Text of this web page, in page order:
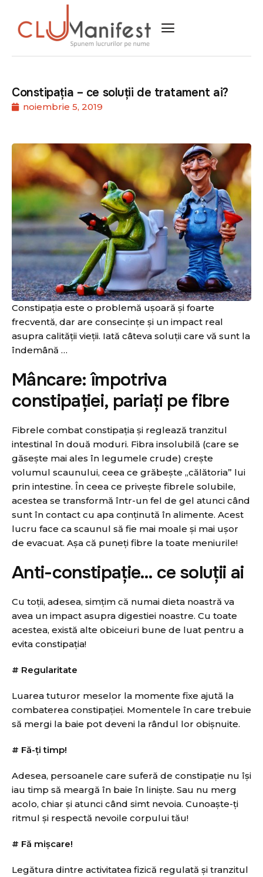
Constipația – ce soluții de tratament ai?
noiembrie 5, 2019
Constipația este o problemă ușoară și foarte
frecventă, dar are consecințe și un impact real
asupra calității vieții. Iată câteva soluții care vă sunt la
îndemână …
Mâncare: împotriva
constipației, pariați pe fibre
Fibrele combat constipația și reglează tranzitul
intestinal în două moduri. Fibra insolubilă (care se
găsește mai ales în legumele crude) crește
volumul scaunului, ceea ce grăbește „călătoria” lui
prin intestine. În ceea ce privește fibrele solubile,
acestea se transformă într-un fel de gel atunci când
sunt în contact cu apa conținută în alimente. Acest
lucru face ca scaunul să fie mai moale și mai ușor
de evacuat. Așa că puneți fibre la toate meniurile!
Anti-constipație… ce soluții ai
Cu toții, adesea, simțim că numai dieta noastră va
avea un impact asupra digestiei noastre. Cu toate
acestea, există alte obiceiuri bune de luat pentru a
evita constipația!
# Regularitate
Luarea tuturor meselor la momente fixe ajută la
combaterea constipației. Momentele în care trebuie
să mergi la baie pot deveni la rândul lor obișnuite.
# Fă-ți timp!
Adesea, persoanele care suferă de constipație nu își
iau timp să meargă în baie în liniște. Sau nu merg
acolo, chiar și atunci când simt nevoia. Cunoaște-ți
ritmul și respectă nevoile corpului tău!
# Fă mișcare!
Legătura dintre activitatea fizică regulată și tranzitul